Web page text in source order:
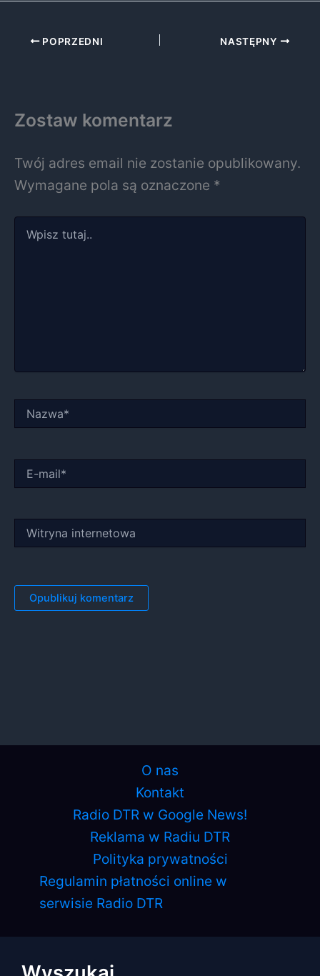
POPRZEDNI NASTĘPNY
Zostaw komentarz
Twój adres email nie zostanie opublikowany.
Wymagane pola są oznaczone *
tutaj..
mail*
internetowa
O nas
Kontakt
Radio DTR w Google News!
Reklama w Radiu DTR
Polityka prywatności
Regulamin płatności online w
serwisie Radio DTR